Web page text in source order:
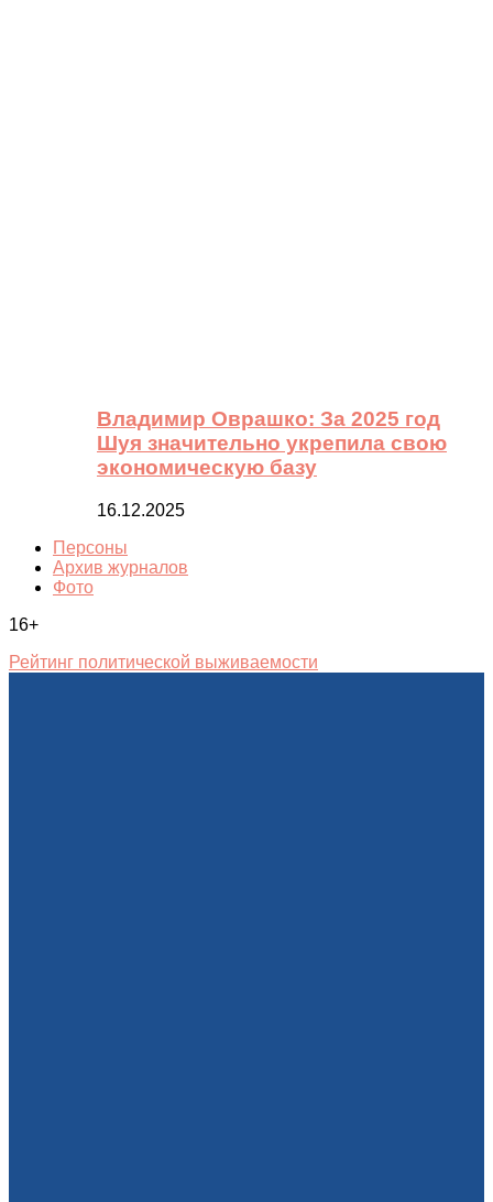
Владимир Оврашко: За 2025 год
Шуя значительно укрепила свою
экономическую базу
16.12.2025
Персоны
Архив журналов
Фото
16+
Рейтинг политической выживаемости